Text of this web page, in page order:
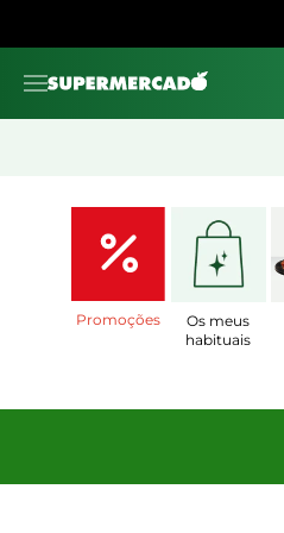
Promoções
Os meus
habituais